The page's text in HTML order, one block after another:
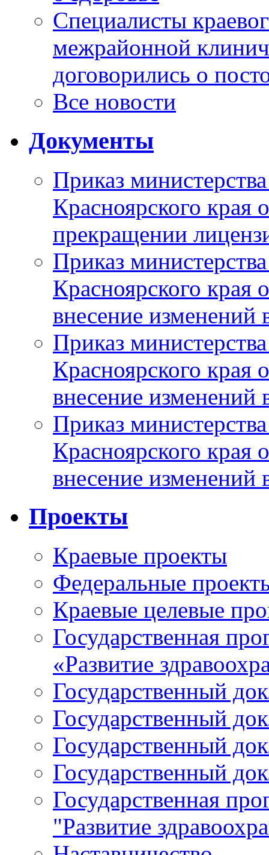
Специалисты
межрайонной
договорились о
Все новости
Документы
Приказ
Красноярского
прекращении
Приказ
Красноярского
внесение изменений
Приказ
Красноярского
внесение изменений
Приказ
Красноярского
внесение изменений
Проекты
Краевые проекты
Федеральные
Краевые целевые
Государственная
«Развитие
Государственный
Государственный
Государственный
Государственный
Государственная
"Развитие